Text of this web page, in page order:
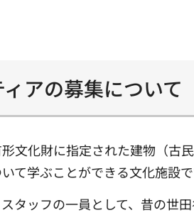
アの募集について
文化財に指定された建物（古
て学ぶことができる文化施設で
タッフの一員として、昔の世